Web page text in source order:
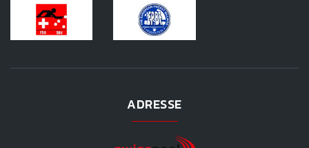
ADRESSE